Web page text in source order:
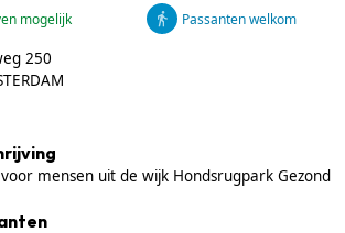
mogelijk Passanten welkom
250
mensen uit de wijk Hondsrugpark Gezond